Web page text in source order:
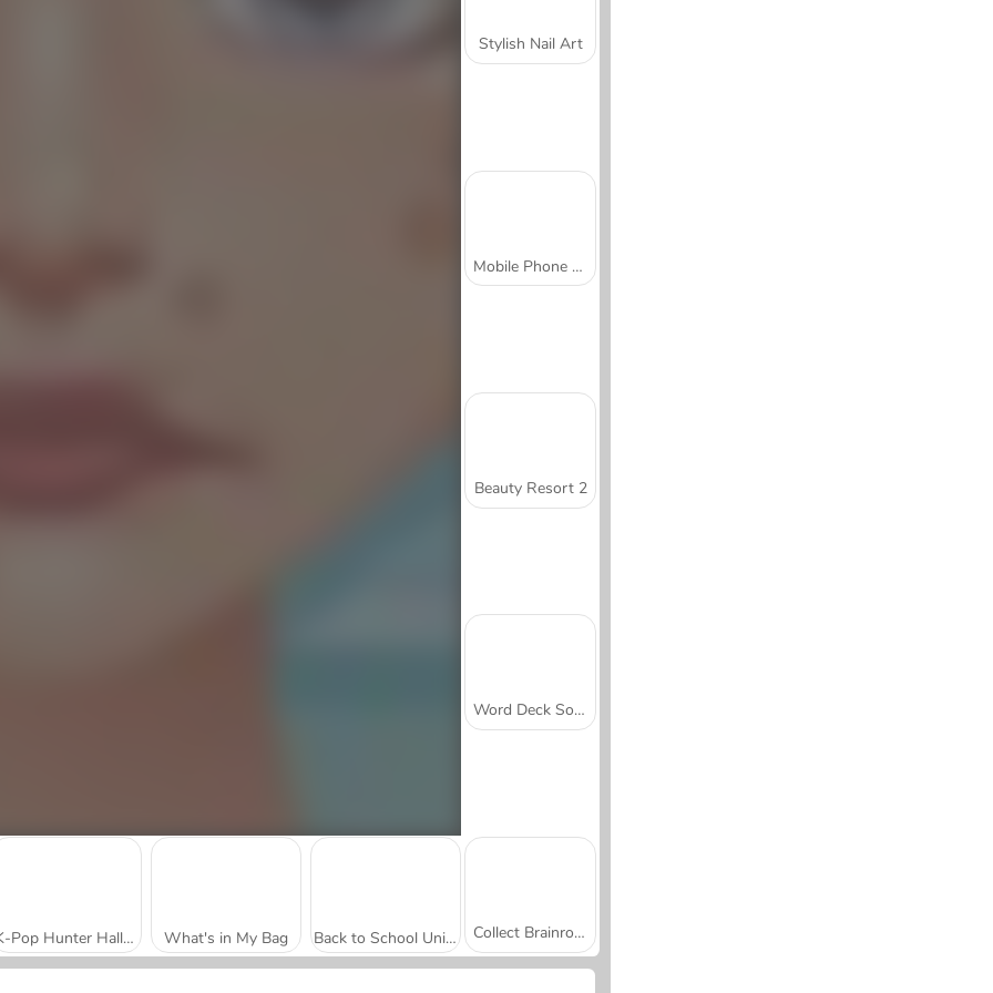
K-Pop Hunter Halloween Fashion What's in My Bag Back to School Uniforms Edition
Stylish Nail Art
Mobile Phone Case Design & DIY
Beauty Resort 2
Word Deck Solitaire
Collect Brainrot Arena